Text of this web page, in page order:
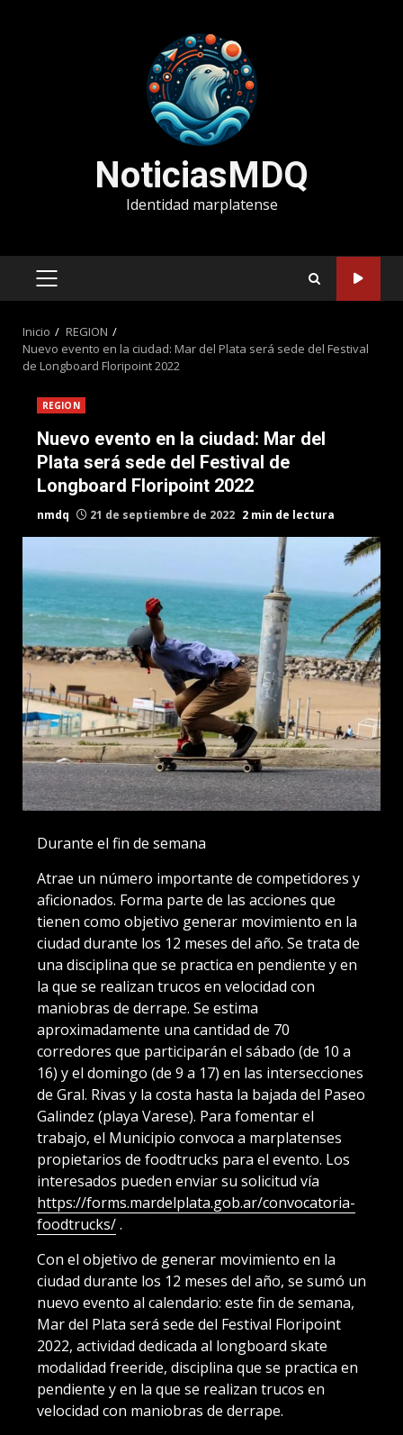
NoticiasMDQ
Identidad marplatense
MENÚ
Inicio
REGION
Nuevo evento en la ciudad: Mar del Plata será sede del Festival
de Longboard Floripoint 2022
REGION
Nuevo evento en la ciudad: Mar del
Plata será sede del Festival de
Longboard Floripoint 2022
nmdq 21 de septiembre de 2022 2 min de lectura
Durante el fin de semana
Atrae un número importante de competidores y
aficionados. Forma parte de las acciones que
tienen como objetivo generar movimiento en la
ciudad durante los 12 meses del año. Se trata de
una disciplina que se practica en pendiente y en
la que se realizan trucos en velocidad con
maniobras de derrape. Se estima
aproximadamente una cantidad de 70
corredores que participarán el sábado (de 10 a
16) y el domingo (de 9 a 17) en las intersecciones
de Gral. Rivas y la costa hasta la bajada del Paseo
Galindez (playa Varese). Para fomentar el
trabajo, el Municipio convoca a marplatenses
propietarios de foodtrucks para el evento. Los
interesados pueden enviar su solicitud vía
https://forms.mardelplata.gob.ar/convocatoria-
foodtrucks/.
Con el objetivo de generar movimiento en la
ciudad durante los 12 meses del año, se sumó un
nuevo evento al calendario: este fin de semana,
Mar del Plata será sede del Festival Floripoint
2022, actividad dedicada al longboard skate
modalidad freeride, disciplina que se practica en
pendiente y en la que se realizan trucos en
velocidad con maniobras de derrape.